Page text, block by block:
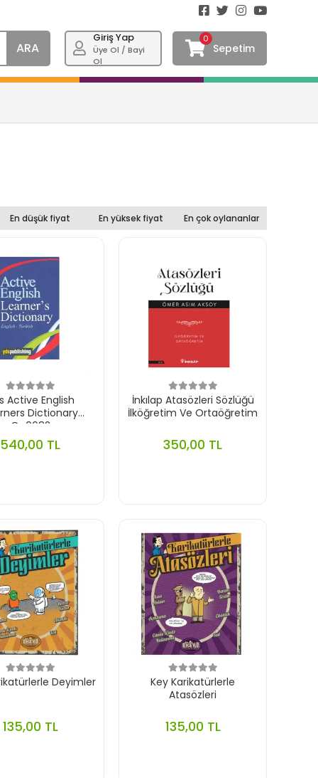
ARA
Giriş Yap
Üye Ol / Bayi
Ol
0
Sepetim
En düşük fiyat En yüksek fiyat En çok oylananlar
Active English
Dictionary
Oo0682
540,00 TL
İnkılap Atasözleri Sözlüğü
İlköğretim Ve Ortaöğretim
350,00 TL
Deyimler
135,00 TL
Key Karikatürlerle
Atasözleri
135,00 TL